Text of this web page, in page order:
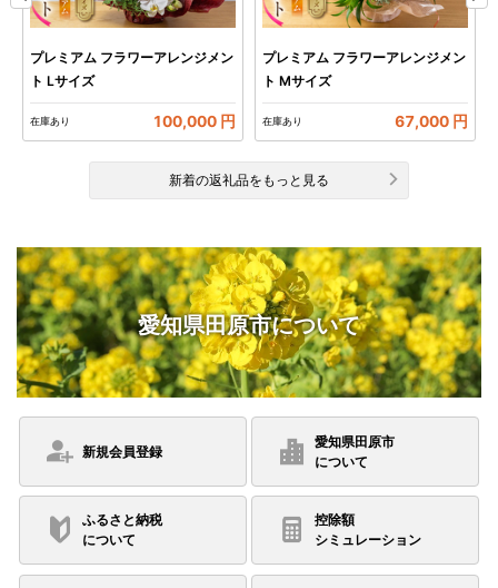
プレミアム フラワーアレンジメン
ト Lサイズ
在庫あり 100,000 円
プレミアム フラワーアレンジメン
ト Mサイズ
在庫あり 67,000 円
新着の返礼品をもっと見る
愛知県田原市について
新規会員登録
愛知県田原市
について
ふるさと納税
について
控除額
シミュレーション